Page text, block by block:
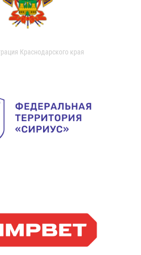
Краснодарского края